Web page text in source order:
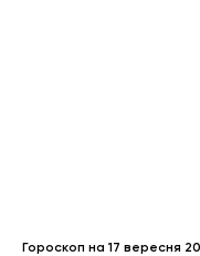
Гороскоп на 17 вересня